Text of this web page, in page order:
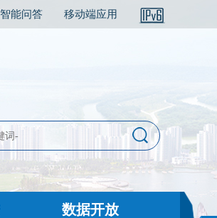
智能问答 移动端应用
数据开放